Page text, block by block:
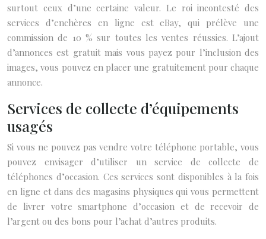
surtout ceux d’une certaine valeur. Le roi incontesté des
services d’enchères en ligne est eBay, qui prélève une
commission de 10 % sur toutes les ventes réussies. L’ajout
d’annonces est gratuit mais vous payez pour l’inclusion des
images, vous pouvez en placer une gratuitement pour chaque
annonce.
Services de collecte d’équipements
usagés
Si vous ne pouvez pas vendre votre téléphone portable, vous
pouvez envisager d’utiliser un service de collecte de
téléphones d’occasion. Ces services sont disponibles à la fois
en ligne et dans des magasins physiques qui vous permettent
de livrer votre smartphone d’occasion et de recevoir de
l’argent ou des bons pour l’achat d’autres produits.